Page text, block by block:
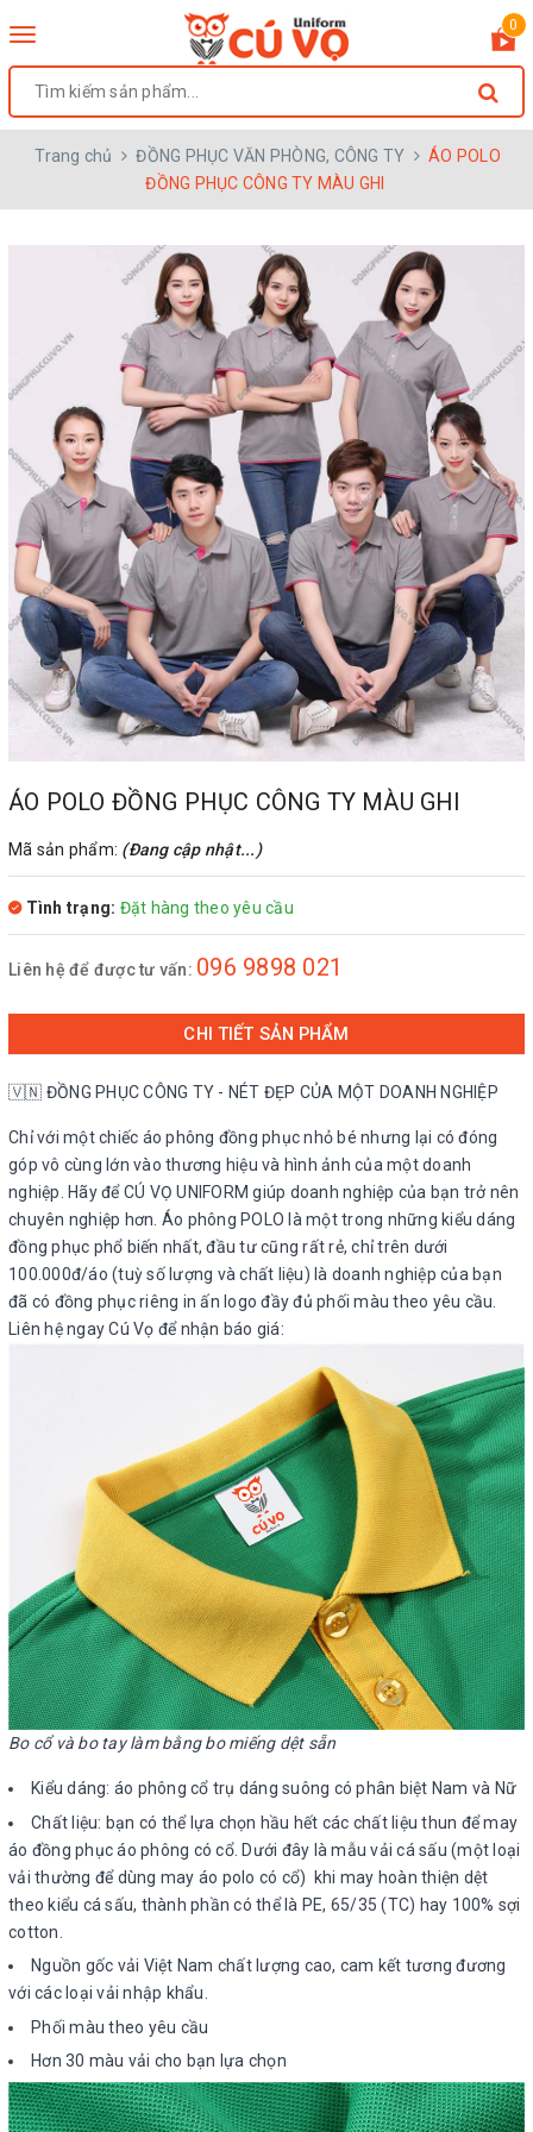
Toggle
0
Trang chủ ĐỒNG PHỤC VĂN PHÒNG, CÔNG TY
ÁO POLO
ĐỒNG PHỤC CÔNG TY MÀU GHI
ÁO POLO ĐỒNG PHỤC CÔNG TY MÀU GHI
Mã sản phẩm: (Đang cập nhật...)
Tình trạng: Đặt hàng theo yêu cầu
Liên hệ để được tư vấn: 096 9898 021
CHI TIẾT SẢN PHẨM
🇻🇳 ĐỒNG PHỤC CÔNG TY - NÉT ĐẸP CỦA MỘT DOANH NGHIỆP
Chỉ với một chiếc áo phông đồng phục nhỏ bé nhưng lại có đóng
góp vô cùng lớn vào thương hiệu và hình ảnh của một doanh
nghiệp. Hãy để CÚ VỌ UNIFORM giúp doanh nghiệp của bạn trở nên
chuyên nghiệp hơn. Áo phông POLO là một trong những kiểu dáng
đồng phục phổ biến nhất, đầu tư cũng rất rẻ, chỉ trên dưới
100.000đ/áo (tuỳ số lượng và chất liệu) là doanh nghiệp của bạn
đã có đồng phục riêng in ấn logo đầy đủ phối màu theo yêu cầu.
Liên hệ ngay Cú Vọ để nhận báo giá:
Bo cổ và bo tay làm bằng bo miếng dệt sẵn
Kiểu dáng: áo phông cổ trụ dáng suông có phân biệt Nam và Nữ
Chất liệu: bạn có thể lựa chọn hầu hết các chất liệu thun để may
áo đồng phục áo phông có cổ. Dưới đây là mẫu vải cá sấu (một loại
vải thường để dùng may áo polo có cổ) khi may hoàn thiện dệt
theo kiểu cá sấu, thành phần có thể là PE, 65/35 (TC) hay 100% sợi
cotton.
Nguồn gốc vải Việt Nam chất lượng cao, cam kết tương đương
với các loại vải nhập khẩu.
Phối màu theo yêu cầu
Hơn 30 màu vải cho bạn lựa chọn